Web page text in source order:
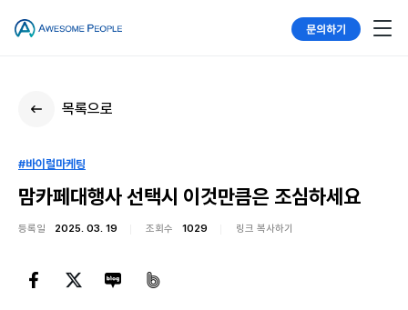
문의하기
목록으로
#바이럴마케팅
맘카페대행사 선택시 이것만큼은 조심하세요
등록일 2025. 03. 19 조회수 1029 링크 복사하기